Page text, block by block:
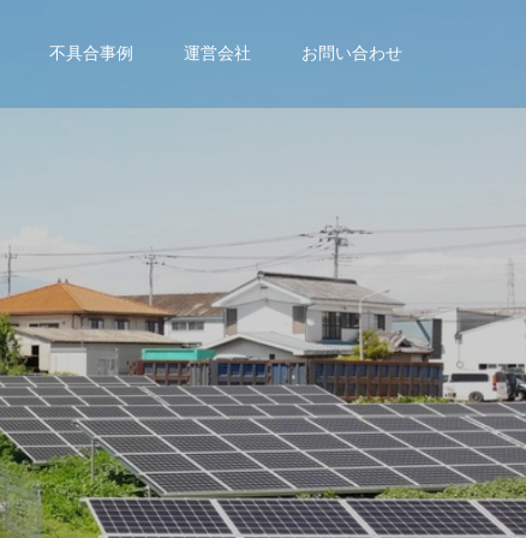
不具合事例 運営会社 お問い合わせ